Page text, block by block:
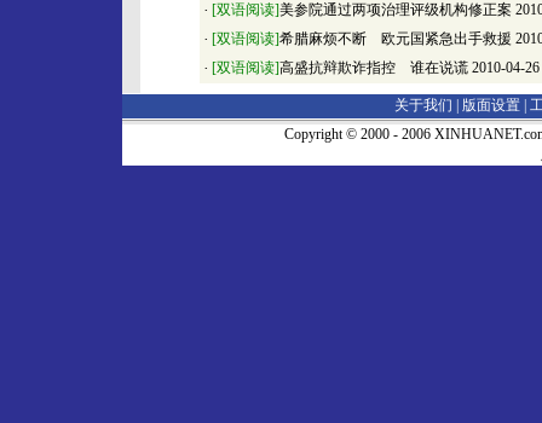
· [双语阅读]美参院通过两项治理评级机构修正案
· [双语阅读]希腊麻烦不断 欧元国紧急出手救援
· [双语阅读]高盛抗辩欺诈指控 谁在说谎 2010-04-26
关于我们 | 版面设置
Copyright © 2000 - 2006